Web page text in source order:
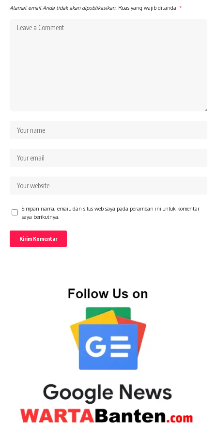
Alamat email Anda tidak akan dipublikasikan. Ruas yang wajib ditandai *
Simpan nama, email, dan situs web saya pada peramban ini untuk komentar
saya berikutnya.